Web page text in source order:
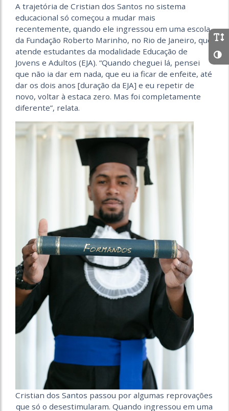
A trajetória de Cristian dos Santos no sistema
educacional só começou a mudar mais
recentemente, quando ele ingressou em uma escola
da Fundação Roberto Marinho, no Rio de Janeiro, que
atende estudantes da modalidade Educação de
Jovens e Adultos (EJA). “Quando cheguei lá, pensei
que não ia dar em nada, que eu ia ficar de enfeite, até
dar os dois anos [duração da EJA] e eu repetir de
novo, voltar à estaca zero. Mas foi completamente
diferente”, relata.
Cristian dos Santos passou por algumas reprovações
que só o desestimularam. Quando ingressou em uma